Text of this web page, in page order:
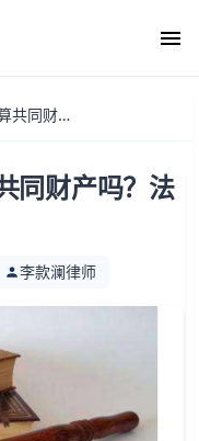
离婚冷静期买的房子算共同财产吗？法律解答
同财产吗？法
李款澜律师